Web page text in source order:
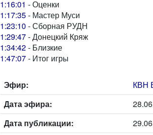
1:16:01 - Оценки
1:17:35- Мастер Муси
1:23:10 - Сборная РУДН
1:29:47- Донецкий Кряж
1:34:42- Близкие
1:47:07- Итог игры
Эфир:
КВН
Дата эфира:
Дата публикации: